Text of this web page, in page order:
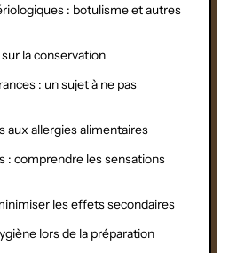
: botulisme et autres
la conservation
: un sujet à ne pas
aux allergies alimentaires
: comprendre les sensations
les effets secondaires
lors de la préparation